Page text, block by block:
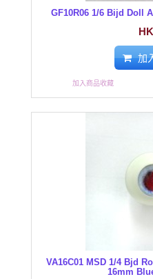
GF10R06 1/6 Bijd Doll
加
加入商品收藏
VA16C01 MSD 1/4 Bjd
16mm